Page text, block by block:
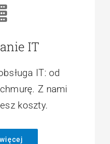
IT
IT: od
Z nami
koszty.